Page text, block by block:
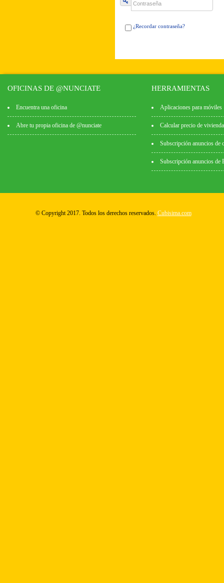
¿Recordar contraseña?
OFICINAS DE @NUNCIATE
Encuentra una oficina
Abre tu propia oficina de @nunciate
HERRAMIENTAS
Aplicaciones para móviles
Calcular precio de vivienda
Subscripción anuncios de
Subscripción anuncios de
© Copyright 2017. Todos los derechos reservados. Cubisima.com